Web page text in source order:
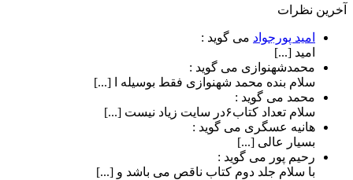
آخرین نظرات
امید پورجواد می گوید :
امید [...]
محمدشهنوازی می گوید :
سلام بنده محمد شهنوازی فقط بوسیله ا [...]
محمد می گوید :
سلام تعداد کتاب۶در سایت زیاد نیست [...]
هانیه عسگری می گوید :
بسیار عالی [...]
رحیم پور می گوید :
با سلام جلد دوم کتاب ناقص می باشد و [...]